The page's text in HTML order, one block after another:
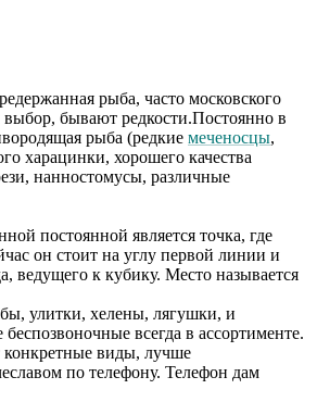
рыба, часто московского
бывают редкости.Постоянно в
рыба (редкие меченосцы,
харацинки, хорошего качества
нанностомусы, различные
постоянной является точка, где
он стоит на углу первой линии и
ведущего к кубику. Место называется
улитки, хелены, лягушки, и
всегда в ассортименте.
конкретные виды, лучше
по телефону. Телефон дам